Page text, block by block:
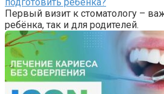
Первый визит к стоматологу –
ребёнка, так и для родителей.